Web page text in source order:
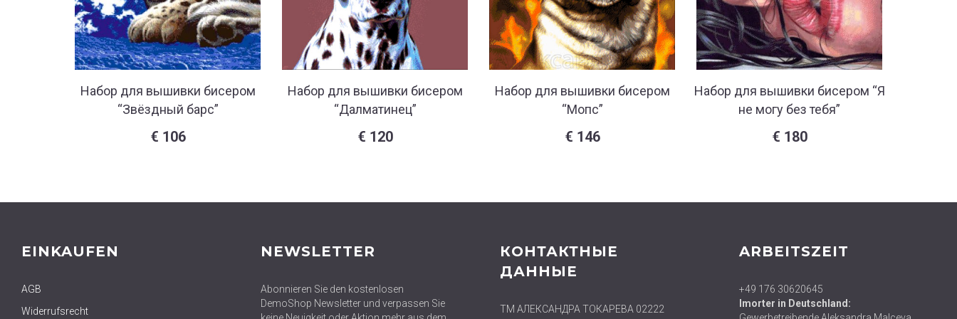
Набор для вышивки бисером
“Звёздный барс”
€ 106
Набор для вышивки бисером
“Далматинец”
€ 120
Набор для вышивки бисером
“Мопс”
€ 146
Набор для вышивки бисером “Я
не могу без тебя”
€ 180
EINKAUFEN
AGB
Widerrufsrecht
NEWSLETTER
Abonnieren Sie den kostenlosen
DemoShop Newsletter und verpassen Sie
КОНТАКТНЫЕ
ДАННЫЕ
ТМ АЛЕКСАНДРА ТОКАРЕВА 02222
ARBEITSZEIT
+49 176 30620645
Imorter in Deutschland: